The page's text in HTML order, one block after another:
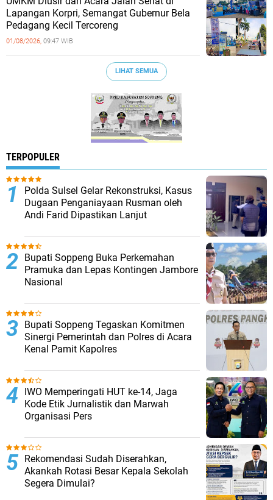
Lapangan Korpri, Semangat Gubernur Bela
Pedagang Kecil Tercoreng
01/08/2026, 09:47 WIB
LIHAT SEMUA
TERPOPULER
Polda Sulsel Gelar Rekonstruksi, Kasus
Dugaan Penganiayaan Rusman oleh
Andi Farid Dipastikan Lanjut
Bupati Soppeng Buka Perkemahan
Pramuka dan Lepas Kontingen Jambore
Nasional
Bupati Soppeng Tegaskan Komitmen
Sinergi Pemerintah dan Polres di Acara
Kenal Pamit Kapolres
IWO Memperingati HUT ke-14, Jaga
Kode Etik Jurnalistik dan Marwah
Organisasi Pers
Rekomendasi Sudah Diserahkan,
Akankah Rotasi Besar Kepala Sekolah
Segera Dimulai?